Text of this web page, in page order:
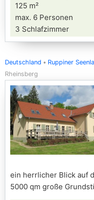
125 m²
max. 6 Personen
3 Schlafzimmer
Deutschland Ruppiner
Rheinsberg
ein herrlicher Blick auf
5000 qm große